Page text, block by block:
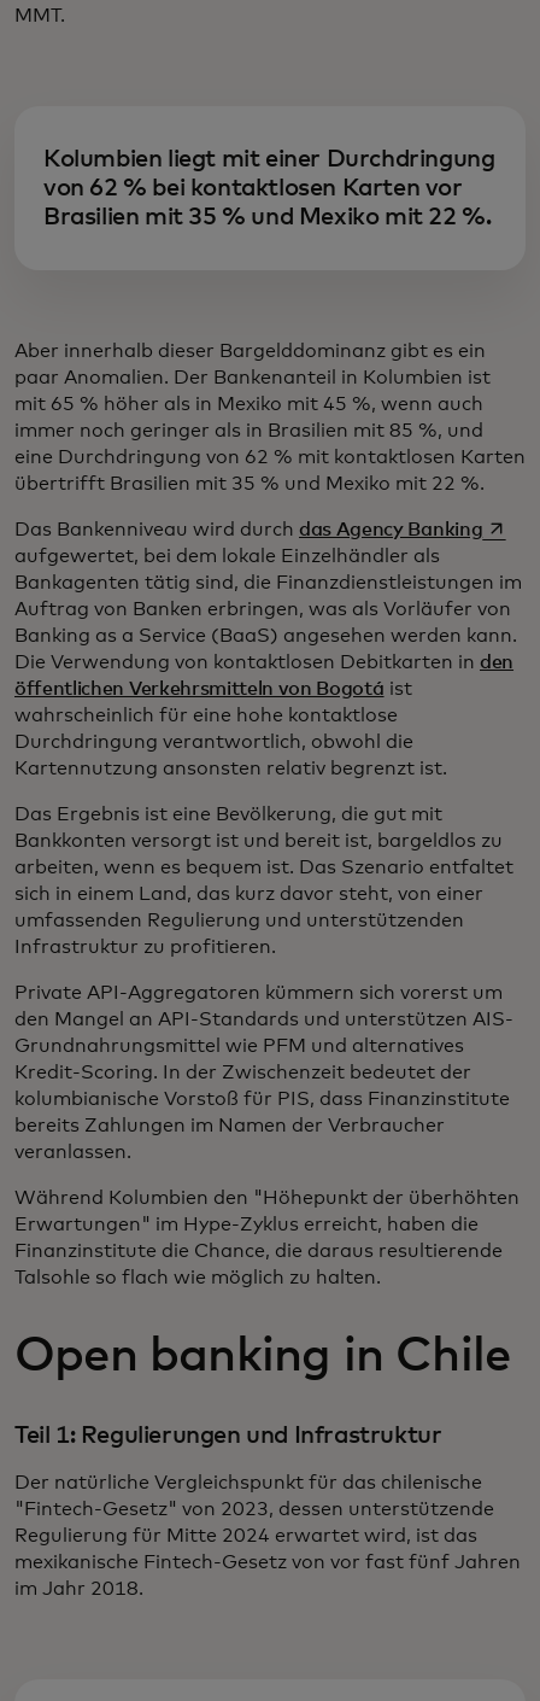
MMT.
Kolumbien liegt mit einer Durchdringung
von 62 % bei kontaktlosen Karten vor
Brasilien mit 35 % und Mexiko mit 22 %.
Aber innerhalb dieser Bargelddominanz gibt es ein
paar Anomalien. Der Bankenanteil in Kolumbien ist
mit 65 % höher als in Mexiko mit 45 %, wenn auch
immer noch geringer als in Brasilien mit 85 %, und
eine Durchdringung von 62 % mit kontaktlosen Karten
übertrifft Brasilien mit 35 % und Mexiko mit 22 %.
Das Bankenniveau wird durch das Agency Bankingwird
aufgewertet, bei dem lokale Einzelhändler als
Bankagenten tätig sind, die Finanzdienstleistungen im
Auftrag von Banken erbringen, was als Vorläufer von
Banking as a Service (BaaS) angesehen werden kann.
Die Verwendung von kontaktlosen Debitkarten in den
öffentlichen Verkehrsmitteln von Bogotá ist
wahrscheinlich für eine hohe kontaktlose
Durchdringung verantwortlich, obwohl die
Kartennutzung ansonsten relativ begrenzt ist.
Das Ergebnis ist eine Bevölkerung, die gut mit
Bankkonten versorgt ist und bereit ist, bargeldlos zu
arbeiten, wenn es bequem ist. Das Szenario entfaltet
sich in einem Land, das kurz davor steht, von einer
umfassenden Regulierung und unterstützenden
Infrastruktur zu profitieren.
Private API-Aggregatoren kümmern sich vorerst um
den Mangel an API-Standards und unterstützen AIS-
Grundnahrungsmittel wie PFM und alternatives
Kredit-Scoring. In der Zwischenzeit bedeutet der
kolumbianische Vorstoß für PIS, dass Finanzinstitute
bereits Zahlungen im Namen der Verbraucher
veranlassen.
Während Kolumbien den "Höhepunkt der überhöhten
Erwartungen" im Hype-Zyklus erreicht, haben die
Finanzinstitute die Chance, die daraus resultierende
Talsohle so flach wie möglich zu halten.
Open banking in Chile
Teil 1: Regulierungen und Infrastruktur
Der natürliche Vergleichspunkt für das chilenische
"Fintech-Gesetz" von 2023, dessen unterstützende
Regulierung für Mitte 2024 erwartet wird, ist das
mexikanische Fintech-Gesetz von vor fast fünf Jahren
im Jahr 2018.